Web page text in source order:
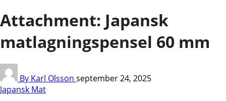
Attachment: Japansk
matlagningspensel 60 mm
By Karl Olsson september 24, 2025
Japansk Mat